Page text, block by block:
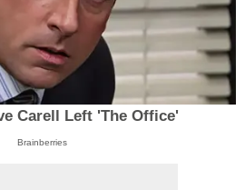
Carell Left 'The Office'
Brainberries